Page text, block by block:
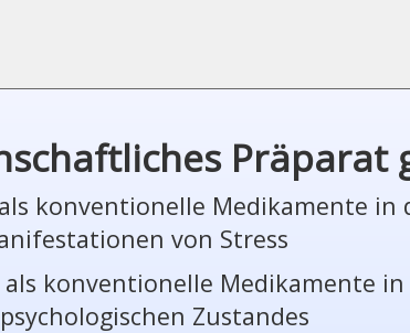
Präparat
konventionelle Medikamente in
von Stress
konventionelle Medikamente in
Zustandes